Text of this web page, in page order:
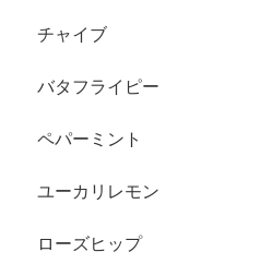
チャイブ
バタフライピー
ペパーミント
ユーカリレモン
ローズヒップ